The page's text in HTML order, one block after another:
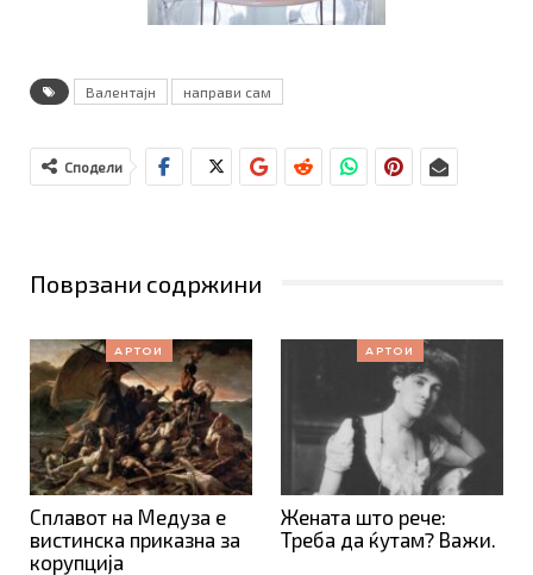
Валентајн направи сам
Сподели
Поврзани содржини
АРТОИ
Сплавот на Медуза е
вистинска приказна за
корупција
АРТОИ
Жената што рече:
Треба да ќутам? Важи.